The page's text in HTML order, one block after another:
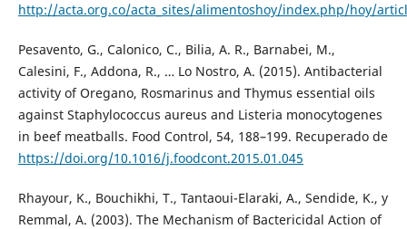
http://acta.org.co/acta_sites/alimentoshoy/index.php/hoy/
Pesavento, G., Calonico, C., Bilia, A. R., Barnabei, M.,
Calesini, F., Addona, R., … Lo Nostro, A. (2015). Antibacterial
activity of Oregano, Rosmarinus and Thymus essential oils
against Staphylococcus aureus and Listeria monocytogenes
in beef meatballs. Food Control, 54, 188–199. Recuperado de
https://doi.org/10.1016/j.foodcont.2015.01.045
Rhayour, K., Bouchikhi, T., Tantaoui-Elaraki, A., Sendide, K., y
Remmal, A. (2003). The Mechanism of Bactericidal Action of